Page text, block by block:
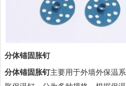
分体锚固胀钉
分体锚固胀钉主要用于外墙外保温